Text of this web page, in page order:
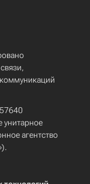
унитарное
агентство